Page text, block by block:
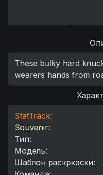
These bulky hard
wearers hands from
StatTrack:
Souvenir:
Тип:
Модель:
Шаблон раскркаски: